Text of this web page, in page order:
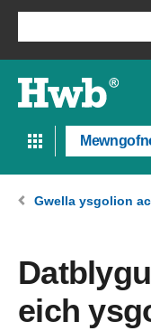
Gwella ysgolion
eich